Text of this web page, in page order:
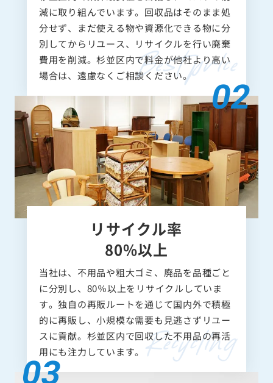
減に取り組んでいます。回収品はそのまま処
分せず、まだ使える物や資源化できる物に分
別してからリユース、リサイクルを行い廃棄
費用を削減。杉並区内で料金が他社より高い
場合は、遠慮なくご相談ください。
リサイクル率
80%以上
当社は、不用品や粗大ゴミ、廃品を品種ごと
に分別し、80％以上をリサイクルしていま
す。独自の再販ルートを通じて国内外で積極
的に再販し、小規模な需要も見逃さずリユー
スに貢献。杉並区内で回収した不用品の再活
用にも注力しています。